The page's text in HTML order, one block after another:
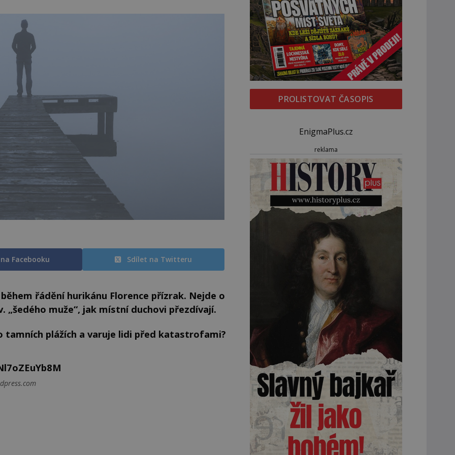
Facebooku Sdílet na Twitteru
řádění hurikánu Florence přízrak. Nejde o
muže“, jak místní duchovi přezdívají.
tamních plážích a varuje lidi před katastrofami?
PROLISTOVAT ČASOPIS
EnigmaPlus.cz
reklama